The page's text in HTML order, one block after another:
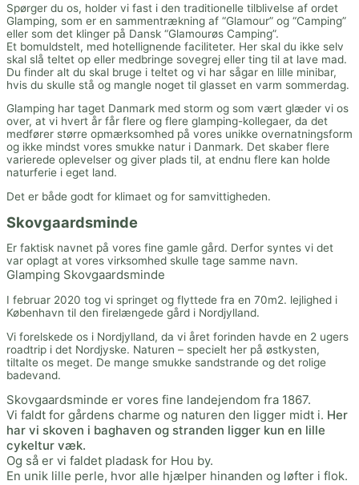
Spørger du os, holder vi fast i den traditionelle tilblivelse af ordet
Glamping, som er en sammentrækning af “Glamour” og “Camping”
eller som det klinger på Dansk “Glamourøs Camping”.
Et bomuldstelt, med hotellignende faciliteter. Her skal du ikke selv
skal slå teltet op eller medbringe sovegrej eller ting til at lave mad.
Du finder alt du skal bruge i teltet og vi har sågar en lille minibar,
hvis du skulle stå og mangle noget til glasset en varm sommerdag.
Glamping har taget Danmark med storm og som vært glæder vi os
over, at vi hvert år får flere og flere glamping-kollegaer, da det
medfører større opmærksomhed på vores unikke overnatningsform
og ikke mindst vores smukke natur i Danmark. Det skaber flere
varierede oplevelser og giver plads til, at endnu flere kan holde
naturferie i eget land.
Det er både godt for klimaet og for samvittigheden.
Skovgaardsminde
Er faktisk navnet på vores fine gamle gård. Derfor syntes vi det
var oplagt at vores virksomhed skulle tage samme navn.
Glamping Skovgaardsminde
I februar 2020 tog vi springet og flyttede fra en 70m2. lejlighed i
København til den firelængede gård i Nordjylland.
Vi forelskede os i Nordjylland, da vi året forinden havde en 2 ugers
roadtrip i det Nordjyske. Naturen – specielt her på østkysten,
tiltalte os meget. De mange smukke sandstrande og det rolige
badevand.
Skovgaardsminde er vores fine landejendom fra 1867.
Vi faldt for gårdens charme og naturen den ligger midt i. Her
har vi skoven i baghaven og stranden ligger kun en lille
cykeltur væk.
Og så er vi faldet pladask for Hou by.
En unik lille perle, hvor alle hjælper hinanden og løfter i flok.